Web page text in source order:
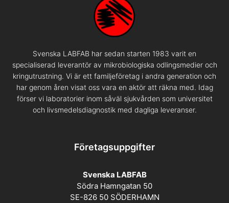
Svenska LABFAB har sedan starten 1983 varit en
specialiserad leverantör av mikrobiologiska odlingsmedier och
kringutrustning. Vi är ett familjeföretag i andra generation och
har genom åren visat oss vara en aktör att räkna med. Idag
förser vi laboratorier inom såväl sjukvården som universitet
och livsmedelsdiagnostik med dagliga leveranser.
Företagsuppgifter
Svenska LABFAB
Södra Hamngatan 50
SE-826 50 SÖDERHAMN